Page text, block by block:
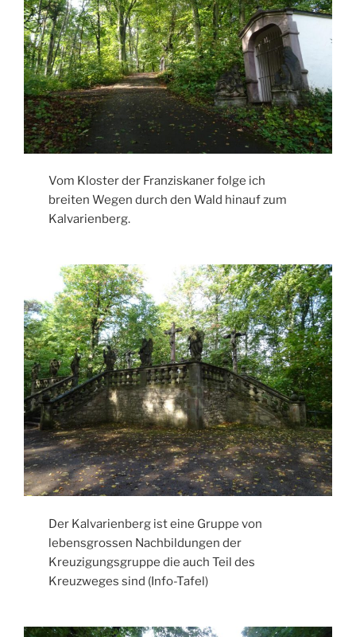
Vom Kloster der Franziskaner folge ich
breiten Wegen durch den Wald hinauf zum
Kalvarienberg.
Der Kalvarienberg ist eine Gruppe von
lebensgrossen Nachbildungen der
Kreuzigungsgruppe die auch Teil des
Kreuzweges sind (Info-Tafel)